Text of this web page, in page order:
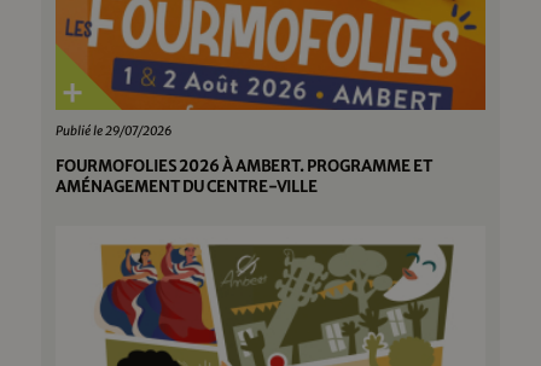
Publié le 29/07/2026
FOURMOFOLIES 2026 À AMBERT. PROGRAMME ET
AMÉNAGEMENT DU CENTRE-VILLE